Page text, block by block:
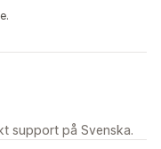
support på Svenska.